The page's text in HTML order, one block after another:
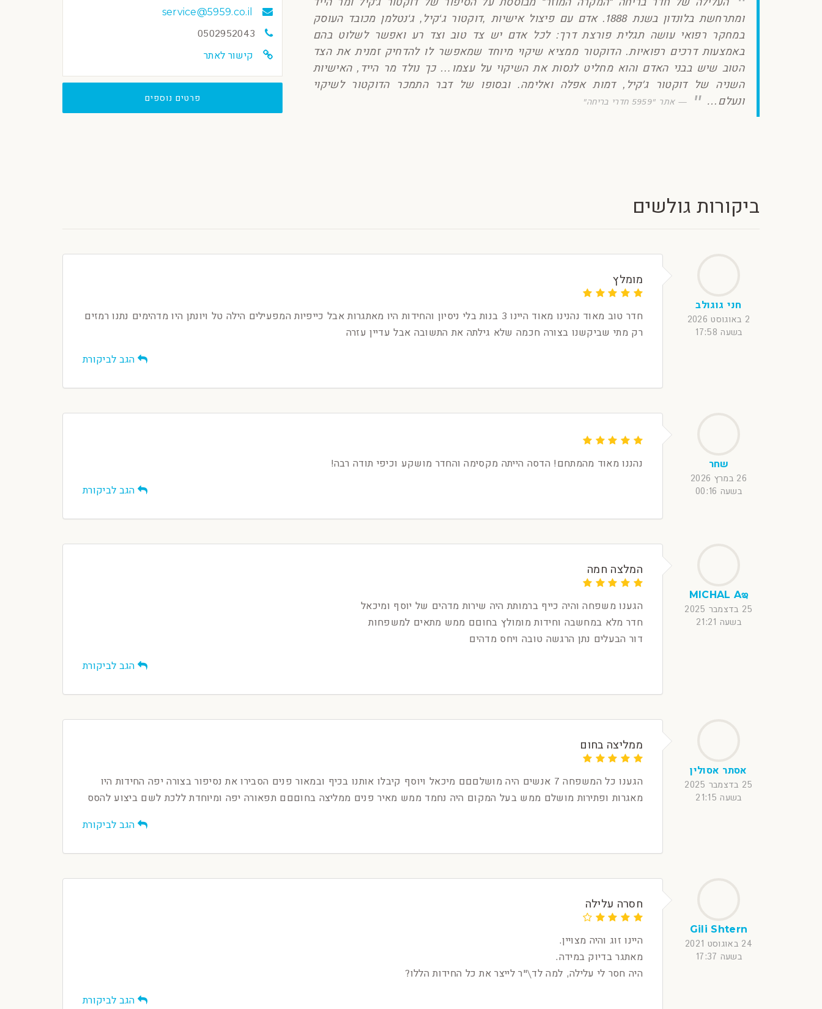
ומתרחשת בלונדון בשנת 1888. אדם עם פיצול אישיות ,דוקטור ג‘קיל, ג‘נטלמן מכובד העוסק
במחקר רפואי עושה תגלית פורצת דרך: לכל אדם יש צד טוב וצד רע ואפשר לשלוט בהם
באמצעות דרכים רפואיות. הדוקטור ממציא שיקוי מיוחד שמאפשר לו להדחיק זמנית את הצד
הטוב שיש בבני האדם והוא מחליט לנסות את השיקוי על עצמו… כך נולד מר הייד, האישיות
השניה של דוקטור ג׳קיל, דמות אפלה ואלימה. ובסופו של דבר התמכר הדוקטור לשיקוי
ונעלם…
אתר "5959 חדרי בריחה"
service@5959.co.il
0502952043
קישור לאתר
פרטים נוספים
ביקורות גולשים
חני גוגולב
2 באוגוסט 2026
בשעה 17:58
מומלץ
חדר טוב מאוד נהנינו מאוד היינו 3 בנות בלי ניסיון והחידות היו מאתגרות אבל כייפיות המפעילים הילה טל ויונתן היו מדהימים נתנו רמזים
רק מתי שביקשנו בצורה חכמה שלא גילתה את התשובה אבל עדיין עזרה
הגב לביקורת
שחר
26 במרץ 2026
בשעה 00:16
נהננו מאוד מהמתחם! הדסה הייתה מקסימה והחדר מושקע וכיפי תודה רבה!
הגב לביקורת
MICHAL Aఇ
25 בדצמבר 2025
בשעה 21:21
המלצה חמה
הגענו משפחה והיה כייף ברמותת היה שירות מדהים של יוסף ומיכאל
חדר מלא במחשבה וחידות מומולץ בחוםם ממש מתאים למשפחות
דור הבעלים נתן הרגשה טובה ויחס מדהים
הגב לביקורת
אסתר אסולין
25 בדצמבר 2025
בשעה 21:15
ממליצה בחום
הגענו כל המשפחה 7 אנשים היה מושלםםם מיכאל ויוסף קיבלו אותנו בכיף ובמאור פנים הסבירו את נסיפור בצורה יפה החידות היו
מאגרות ופתירות מושלם ממש בעל המקום היה נחמד ממש מאיר פנים ממליצה בחוםםם תפאורה יפה ומיוחדת ללכת לשם ביצוע להסס
הגב לביקורת
Gili Shtern
24 באוגוסט 2021
בשעה 17:37
חסרה עלילה
היינו זוג והיה מצויין.
מאתגר בדיוק במידה.
היה חסר לי עלילה, למה לד\"ר לייצר את כל החידות הללו?
הגב לביקורת